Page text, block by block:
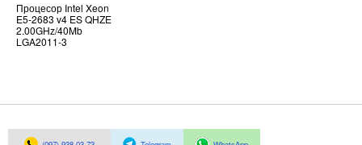
Процесор Intel Xeon
E5-2683 v4 ES QHZE
2.00GHz/40Mb
LGA2011-3